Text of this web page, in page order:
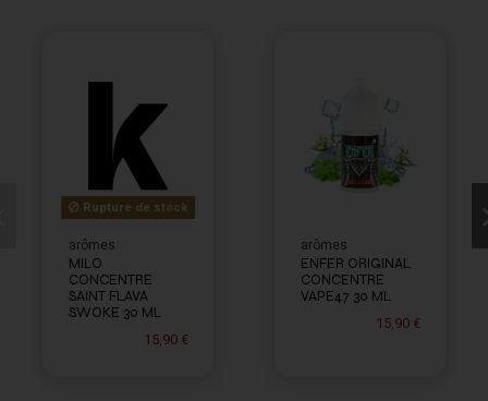
Rupture de stock
arômes
MILO
CONCENTRE
SAINT FLAVA
SWOKE 30 ML
15,90 €
arômes
ENFER ORIGINAL
CONCENTRE
VAPE47 30 ML
15,90 €